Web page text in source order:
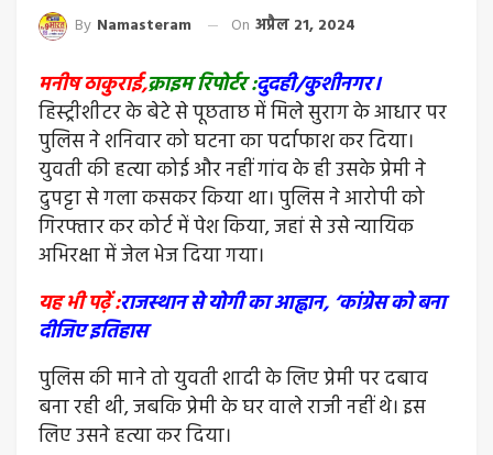
By Namasteram On अप्रैल 21, 2024
मनीष ठाकुराई,क्राइम रिपोर्टर :दुदही/कुशीनगर।
हिस्ट्रीशीटर के बेटे से पूछताछ में मिले सुराग के आधार पर
पुलिस ने शनिवार को घटना का पर्दाफाश कर दिया।
युवती की हत्या कोई और नहीं गांव के ही उसके प्रेमी ने
दुपट्टा से गला कसकर किया था। पुलिस ने आरोपी को
गिरफ्तार कर कोर्ट में पेश किया, जहां से उसे न्यायिक
अभिरक्षा में जेल भेज दिया गया।
यह भी पढ़ें :राजस्थान से योगी का आह्वान, ‘कांग्रेस को बना
दीजिए इतिहास
पुलिस की माने तो युवती शादी के लिए प्रेमी पर दबाव
बना रही थी, जबकि प्रेमी के घर वाले राजी नहीं थे। इस
लिए उसने हत्या कर दिया।